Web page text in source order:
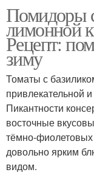
Помидоры
лимонной
Рецепт:
зиму
Томаты с
привлекательной
Пикантности
восточные
тёмно-фиолетовых
довольно ярким
видом.